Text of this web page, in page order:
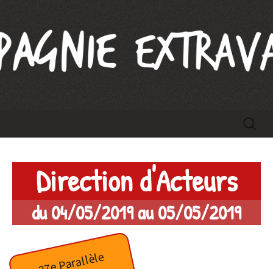
Compagnie Extravague
Direction d'Acteurs
du 04/05/2019 au 05/05/2019
37e Parallèle